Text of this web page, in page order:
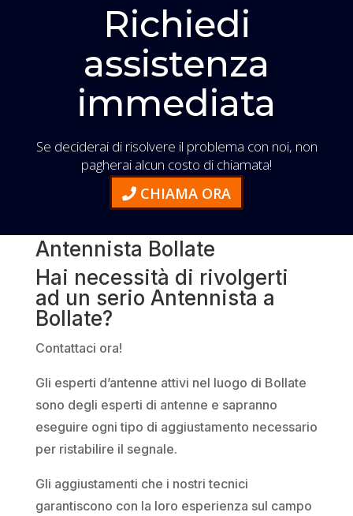
Richiedi
assistenza
immediata
Se deciderai di risolvere il problema con noi, non
pagherai alcun costo di chiamata!
CHIAMA ORA
Antennista Bollate
Hai necessità di rivolgerti
ad un serio Antennista a
Bollate?
Contattaci ora!
Gli esperti d’antenne attivi nel luogo di Bollate
sono degli esperti di antenne e sapranno
eseguire ogni tipo di aggiustamento necessario
per ristabilire il segnale.
Gli aggiustamenti che i nostri tecnici
garantiscono con la loro esperienza sul campo